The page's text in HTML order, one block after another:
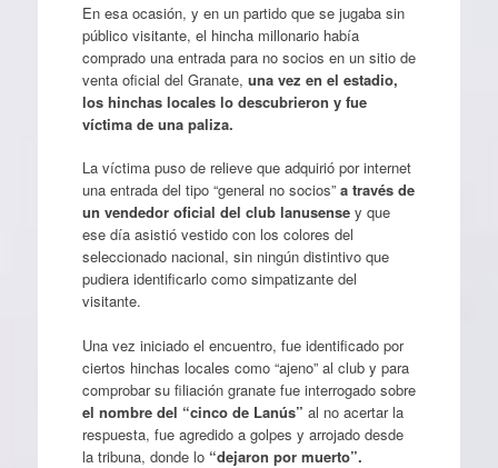
En esa ocasión, y en un partido que se jugaba sin
público visitante, el hincha millonario había
comprado una entrada para no socios en un sitio de
venta oficial del Granate, una vez en el estadio,
los hinchas locales lo descubrieron y fue
víctima de una paliza.
La víctima puso de relieve que adquirió por internet
una entrada del tipo “general no socios” a través de
un vendedor oficial del club lanusense y que
ese día asistió vestido con los colores del
seleccionado nacional, sin ningún distintivo que
pudiera identificarlo como simpatizante del
visitante.
Una vez iniciado el encuentro, fue identificado por
ciertos hinchas locales como “ajeno” al club y para
comprobar su filiación granate fue interrogado sobre
el nombre del “cinco de Lanús” al no acertar la
respuesta, fue agredido a golpes y arrojado desde
la tribuna, donde lo “dejaron por muerto”.